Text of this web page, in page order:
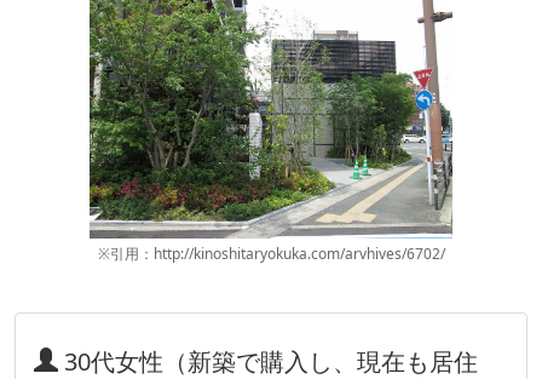
※引用：http://kinoshitaryokuka.com/arvhives/6702/
30代女性（新築で購入し、現在も居住